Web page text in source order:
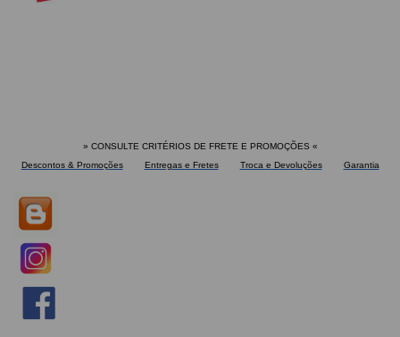
» CONSULTE CRITÉRIOS DE FRETE E PROMOÇÕES «
Descontos & Promoções
Entregas e Fretes Troca e Devoluções Garantia